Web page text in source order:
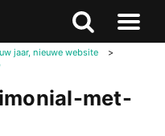
Zoeken
Naar
jaar, nieuwe website
>
met-
Zoeken
naar